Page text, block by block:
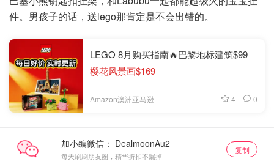
件。男孩子的话，送lego那肯定是不会出错的。
LEGO 8月购买指南🔥巴黎地标建筑$99
樱花风景画$169
Amazon澳洲亚马逊 4 0
加小编微信：
每天刷刷朋友圈，精华折扣不漏掉
复制